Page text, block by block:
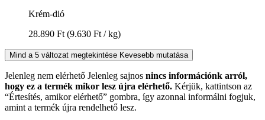
Krém-dió
28.890 Ft (9.630 Ft / kg)
Mind a 5 változat megtekintése Kevesebb mutatása
Jelenleg nem elérhető Jelenleg sajnos nincs információnk arról,
hogy ez a termék mikor lesz újra elérhető. Kérjük, kattintson az
“Értesítés, amikor elérhető” gombra, így azonnal informálni fogjuk,
amint a termék újra rendelhető lesz.